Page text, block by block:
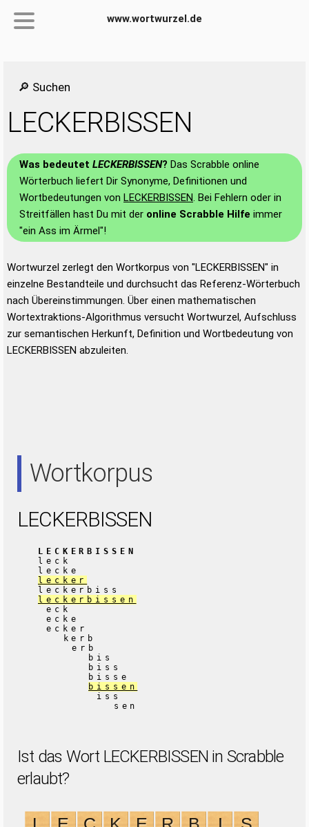
www.wortwurzel.de
🔎 Suchen
LECKERBISSEN
Was bedeutet LECKERBISSEN? Das Scrabble online
Wörterbuch liefert Dir Synonyme, Definitionen und
Wortbedeutungen von LECKERBISSEN. Bei Fehlern oder in
Streitfällen hast Du mit der online Scrabble Hilfe immer
"ein Ass im Ärmel"!
Wortwurzel zerlegt den Wortkorpus von "LECKERBISSEN" in
einzelne Bestandteile und durchsucht das Referenz-Wörterbuch
nach Übereinstimmungen. Über einen mathematischen
Wortextraktions-Algorithmus versucht Wortwurzel, Aufschluss
zur semantischen Herkunft, Definition und Wortbedeutung von
LECKERBISSEN abzuleiten.
Wortkorpus
LECKERBISSEN
LECKERBISSEN
leck
lecke
lecker
leckerbiss
leckerbissen
eck
ecke
ecker
kerb
erb
bis
biss
bisse
bissen
iss
sen
Ist das Wort LECKERBISSEN in Scrabble
erlaubt?